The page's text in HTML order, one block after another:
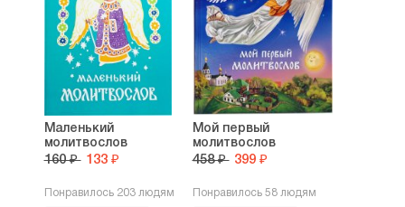
Маленький
молитвослов
160 ₽ 133 ₽
Понравилось 203 людям
Мой первый
молитвослов
458 ₽ 399 ₽
Понравилось 58 людям